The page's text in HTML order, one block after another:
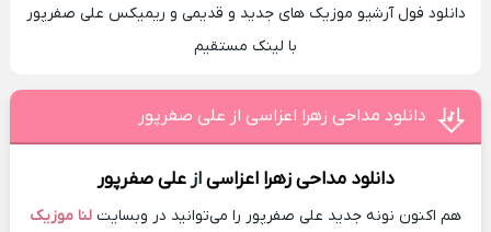
دانلود فول آرشیو موزیک های جدید و قدیمی و ریمیکس علی صفرپور
با لینک مستقیم
دانلود مداحی زهرا اعزاسی از علی صفرپور
دانلود مداحی زهرا اعزاسیازعلی صفرپور
هم اکنون نونه جدید علی صفرپور را می‌توانید در وبسایت لنا موزیک